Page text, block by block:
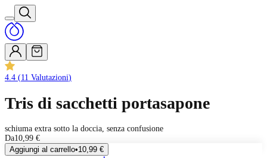
4.4 (11 Valutazioni)
Tris di sacchetti portasapone
schiuma extra sotto la doccia, senza confusione
Da10,99 €
Aggiungi al carrello•10,99 €